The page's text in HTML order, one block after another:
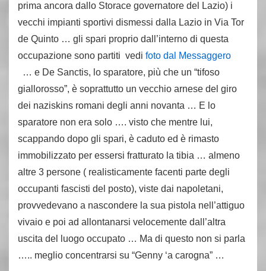
prima ancora dallo Storace governatore del Lazio) i
vecchi impianti sportivi dismessi dalla Lazio in Via Tor
de Quinto … gli spari proprio dall’interno di questa
occupazione sono partiti vedi foto dal Messaggero
… e De Sanctis, lo sparatore, più che un “tifoso
giallorosso”, è soprattutto un vecchio arnese del giro
dei naziskins romani degli anni novanta … E lo
sparatore non era solo …. visto che mentre lui,
scappando dopo gli spari, è caduto ed è rimasto
immobilizzato per essersi fratturato la tibia … almeno
altre 3 persone ( realisticamente facenti parte degli
occupanti fascisti del posto), viste dai napoletani,
provvedevano a nascondere la sua pistola nell’attiguo
vivaio e poi ad allontanarsi velocemente dall’altra
uscita del luogo occupato … Ma di questo non si parla
….. meglio concentrarsi su “Genny ‘a carogna” …